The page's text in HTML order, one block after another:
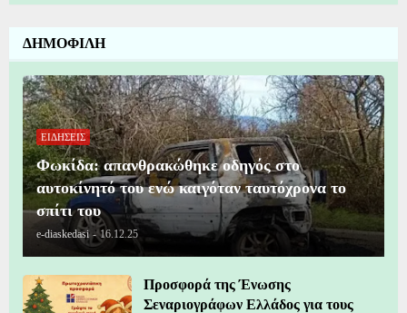
ΔΗΜΟΦΙΛΗ
ΕΙΔΗΣΕΙΣ
Φωκίδα: απανθρακώθηκε οδηγός στο
αυτοκίνητό του ενώ καιγόταν ταυτόχρονα το
σπίτι του
e-diaskedasi - 16.12.25
Προσφορά της Ένωσης
Σεναριογράφων Ελλάδος για τους